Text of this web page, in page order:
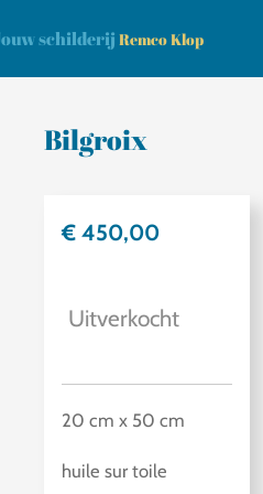
schilderij Remco Klop
Bilgroix
€ 450,00
Uitverkocht
20 cm x 50 cm
huile sur toile